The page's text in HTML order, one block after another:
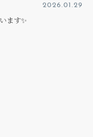
2026.01.29
ます✨